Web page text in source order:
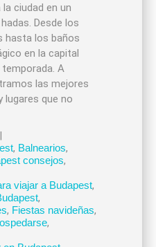
ciudad en un
Desde los
hasta los baños
en la capital
A
las mejores
lugares que no
, Balnearios,
consejos,
viajar a Budapest,
,
, Fiestas navideñas,
,